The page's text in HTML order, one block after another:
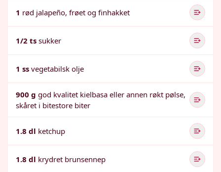
1 rød jalapeño, frøet og finhakket
1/2 ts sukker
1 ss vegetabilsk olje
900 g god kvalitet kielbasa eller annen røkt pølse,
skåret i bitestore biter
1.8 dl ketchup
1.8 dl krydret brunsennep